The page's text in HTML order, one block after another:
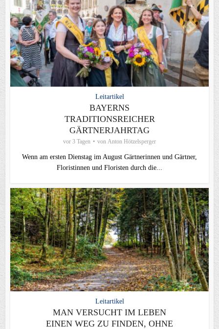
Leitartikel
BAYERNS
TRADITIONSREICHER
GÄRTNERJAHRTAG
vor 3 Tagen von Anton Hötzelsperger
Wenn am ersten Dienstag im August Gärtnerinnen und Gärtner,
Floristinnen und Floristen durch die...
Leitartikel
MAN VERSUCHT IM LEBEN
EINEN WEG ZU FINDEN, OHNE